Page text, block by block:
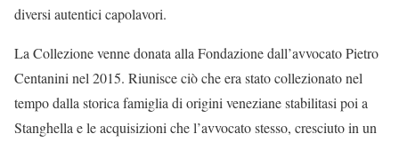
diversi autentici capolavori.
La Collezione venne donata alla Fondazione dall’avvocato Pietro
Centanini nel 2015. Riunisce ciò che era stato collezionato nel
tempo dalla storica famiglia di origini veneziane stabilitasi poi a
Stanghella e le acquisizioni che l’avvocato stesso, cresciuto in un